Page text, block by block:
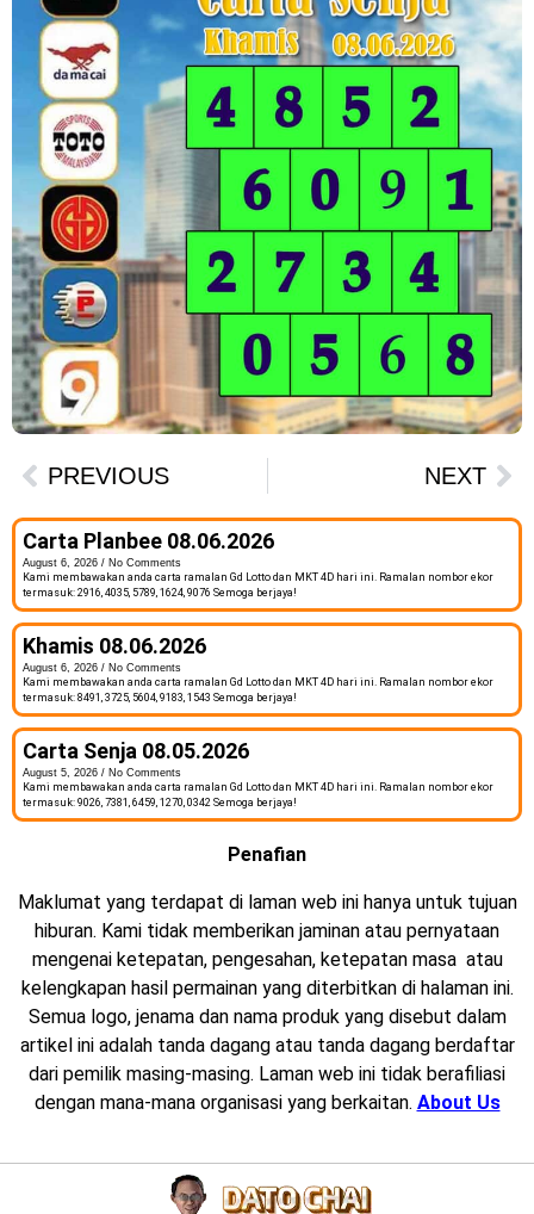
PREVIOUS NEXT
Carta Planbee 08.06.2026
August 6, 2026
No Comments
Kami membawakan anda carta ramalan Gd Lotto dan MKT 4D hari ini. Ramalan nombor ekor
termasuk: 2916, 4035, 5789, 1624, 9076 Semoga berjaya!
Khamis 08.06.2026
August 6, 2026
No Comments
Kami membawakan anda carta ramalan Gd Lotto dan MKT 4D hari ini. Ramalan nombor ekor
termasuk: 8491, 3725, 5604, 9183, 1543 Semoga berjaya!
Carta Senja 08.05.2026
August 5, 2026
No Comments
Kami membawakan anda carta ramalan Gd Lotto dan MKT 4D hari ini. Ramalan nombor ekor
termasuk: 9026, 7381, 6459, 1270, 0342 Semoga berjaya!
Penafian
Maklumat yang terdapat di laman web ini hanya untuk tujuan
hiburan. Kami tidak memberikan jaminan atau pernyataan
mengenai ketepatan, pengesahan, ketepatan masa atau
kelengkapan hasil permainan yang diterbitkan di halaman ini.
Semua logo, jenama dan nama produk yang disebut dalam
artikel ini adalah tanda dagang atau tanda dagang berdaftar
dari pemilik masing-masing. Laman web ini tidak berafiliasi
dengan mana-mana organisasi yang berkaitan. About Us